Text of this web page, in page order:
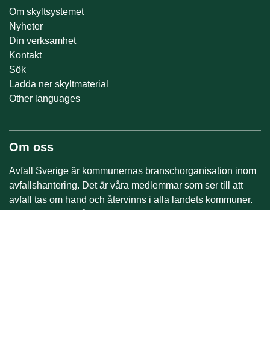
Om skyltsystemet
Nyheter
Din verksamhet
Kontakt
Sök
Ladda ner skyltmaterial
Other languages
Om oss
Avfall Sverige är kommunernas branschorganisation inom
avfallshantering. Det är våra medlemmar som ser till att
avfall tas om hand och återvinns i alla landets kommuner.